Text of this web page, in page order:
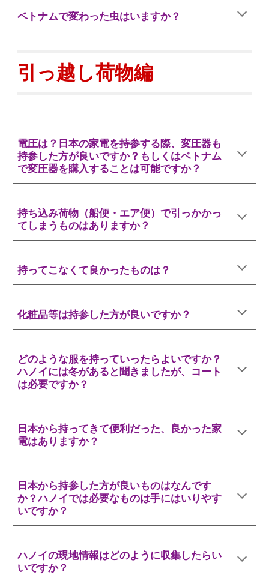
ベトナムで変わった虫はいますか？
引っ越し荷物編
電圧は？日本の家電を持参する際、変圧器も
持参した方が良いですか？もしくはベトナム
で変圧器を購入することは可能ですか？
持ち込み荷物（船便・エア便）で引っかかっ
てしまうものはありますか？
持ってこなくて良かったものは？
化粧品等は持参した方が良いですか？
どのような服を持っていったらよいですか？
ハノイには冬があると聞きましたが、コート
は必要ですか？
日本から持ってきて便利だった、良かった家
電はありますか？
日本から持参した方が良いものはなんです
か？ハノイでは必要なものは手にはいりやす
いですか？
ハノイの現地情報はどのように収集したらい
いですか？